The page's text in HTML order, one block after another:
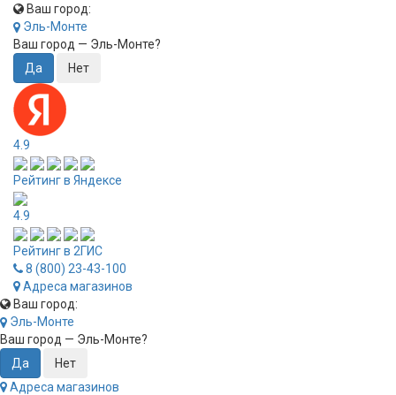
Ваш город:
Эль-Монте
Ваш город — Эль-Монте?
4.9
Рейтинг в Яндексе
4.9
Рейтинг в 2ГИС
8 (800) 23-43-100
Адреса магазинов
Ваш город:
Эль-Монте
Ваш город — Эль-Монте?
Адреса магазинов